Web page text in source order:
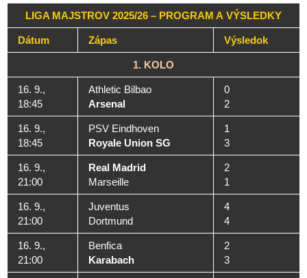
LIGA MAJSTROV 2025/26 – PROGRAM A VÝSLEDKY
Dátum Zápas Výsledok
1. KOLO
16. 9.,
18:45
Athletic Bilbao
Arsenal
0
2
16. 9.,
18:45
PSV Eindhoven
Royale Union SG
1
3
16. 9.,
21:00
Real Madrid
Marseille
2
1
16. 9.,
21:00
Juventus
Dortmund
4
4
16. 9.,
21:00
Benfica
Karabach
2
3